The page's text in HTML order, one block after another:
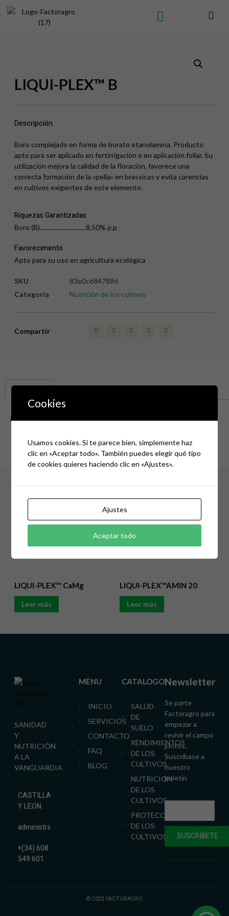
LIQUI-PLEX™ B
Descripción
Boro complejado en forma de borato etanolamina. Producto
apto para ser aplicado en fertirrigación o en aplicación foliar. Su
utilización mejora la calidad de la floración, favorece una
correcta formación de la «pella» en brassicas y evita carencias
en cultivos exigentes de este elemento.
Riquezas Garantizadas
Boro (B)..............................8,50% p.p
Favorecimento
Apto para su uso en agricultura ecológica
SKU
83e0c6847886
Categoría
Nutrición de los cultivos
Compartir
Descripción
———
Productos Relacionados
SOL-PLEX™ VIMAX
Leer más
LIQUI-PLEX™ AMINROOT
Leer más
LIQUI-PLEX™ CaMg
Leer más
LIQUI-PLEX™AMIN 20
Leer más
SANIDAD
Y
NUTRICIÓN
A LA
VANGUARDIA
CASTILLA
Y LEON
administracion@factoragro.es
+(34) 608
549 601
MENU
INICIO
SERVICIOS
CONTACTO
FAQ
BLOG
CATALOGO
SALUD
DE
SUELO
RENDIMIENTOS
DE LOS
CULTIVOS
NUTRICION
DE LOS
CULTIVOS
PROTECCION
DE LOS
CULTIVOS
Newsletter
Se parte
Factoragro para
empezar a
revivir el campo
juntos.
Suscríbase a
nuestro
boletín
SUSCRÍBETE
© 2023 FACTORAGRO
Cookies
Usamos cookies. Si te parece bien, simplemente haz
clic en «Aceptar todo». También puedes elegir qué tipo
de cookies quieres haciendo clic en «Ajustes».
Ajustes
Aceptar todo